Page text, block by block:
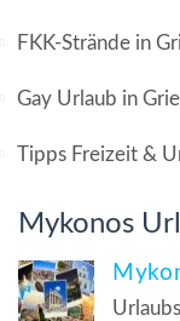
FKK-Strände in
Gay Urlaub in
Tipps Freizeit &
Mykonos